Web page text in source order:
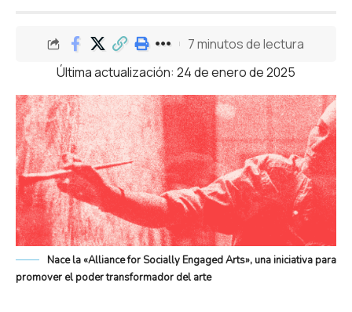
Última actualización: 24 de enero de 2025
7 minutos de lectura
Nace la «Alliance for Socially Engaged Arts», una iniciativa para
promover el poder transformador del arte